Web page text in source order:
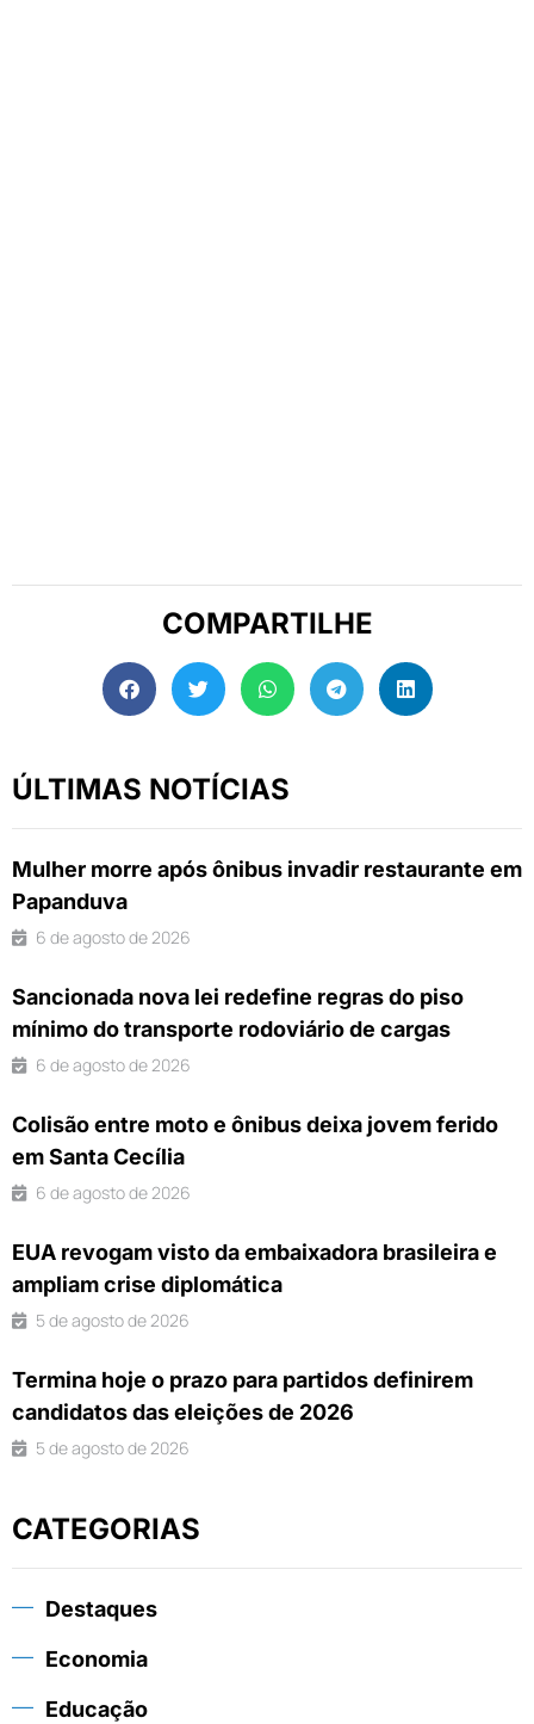
COMPARTILHE
ÚLTIMAS NOTÍCIAS
Mulher morre após ônibus invadir restaurante em
Papanduva
6 de agosto de 2026
Sancionada nova lei redefine regras do piso
mínimo do transporte rodoviário de cargas
6 de agosto de 2026
Colisão entre moto e ônibus deixa jovem ferido
em Santa Cecília
6 de agosto de 2026
EUA revogam visto da embaixadora brasileira e
ampliam crise diplomática
5 de agosto de 2026
Termina hoje o prazo para partidos definirem
candidatos das eleições de 2026
5 de agosto de 2026
CATEGORIAS
Destaques
Economia
Educação